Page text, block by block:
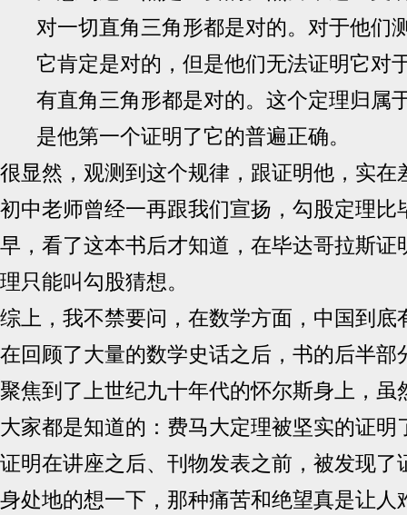
对一切直角三角形都是对的。对于他们
它肯定是对的，但是他们无法证明它对
有直角三角形都是对的。这个定理归属
是他第一个证明了它的普遍正确。
很显然，观测到这个规律，跟证明他，实在
初中老师曾经一再跟我们宣扬，勾股定理比
早，看了这本书后才知道，在毕达哥拉斯证
理只能叫勾股猜想。
综上，我不禁要问，在数学方面，中国到底
在回顾了大量的数学史话之后，书的后半部
聚焦到了上世纪九十年代的怀尔斯身上，虽
大家都是知道的：费马大定理被坚实的证明
证明在讲座之后、刊物发表之前，被发现了
身处地的想一下，那种痛苦和绝望真是让人